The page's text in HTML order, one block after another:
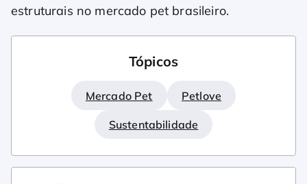
estruturais no mercado pet brasileiro.
Tópicos
Mercado Pet Petlove
Sustentabilidade